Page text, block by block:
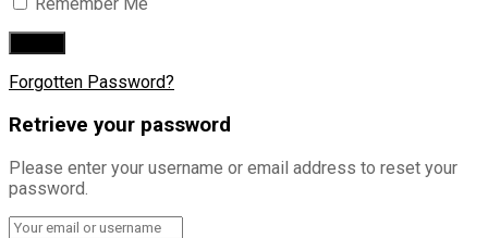
Forgotten Password?
Retrieve your password
Please enter your username or email address to reset your
password.